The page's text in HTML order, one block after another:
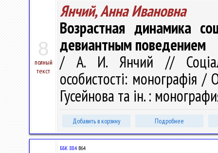
8
полный
текст
Янчий, Анна Ивановна
Возрастная динамика
девиантным поведением
/ А. И. Янчий //
особистості: монографія /
Гусейнова та ін. :
Добавить в корзину Подробнее
ББК 88.4 В64